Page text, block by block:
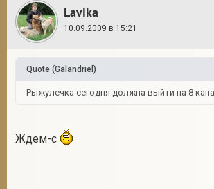
Lavika
10.09.2009 в 15:21
Quote (Galandriel )
Рыжулечка сегодня должна выйти на 8
Ждем-с